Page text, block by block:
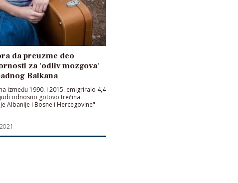
da preuzme deo
za 'odliv mozgova'
Balkana
između 1990. i 2015. emigriralo 4,4
odnosno gotovo trećina
Albanije i Bosne i Hercegovine"